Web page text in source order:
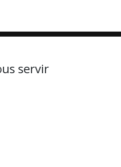
servir